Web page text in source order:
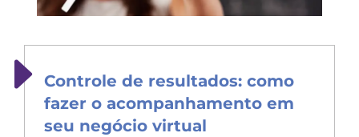
Controle de resultados: como
fazer o acompanhamento em
seu negócio virtual